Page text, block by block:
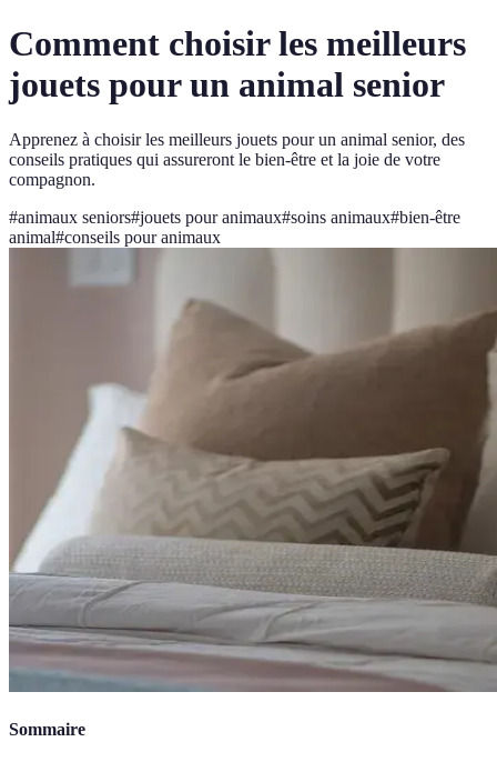
Comment choisir les meilleurs
jouets pour un animal senior
Apprenez à choisir les meilleurs jouets pour un animal senior, des
conseils pratiques qui assureront le bien-être et la joie de votre
compagnon.
#animaux seniors#jouets pour animaux#soins animaux#bien-être
animal#conseils pour animaux
Sommaire